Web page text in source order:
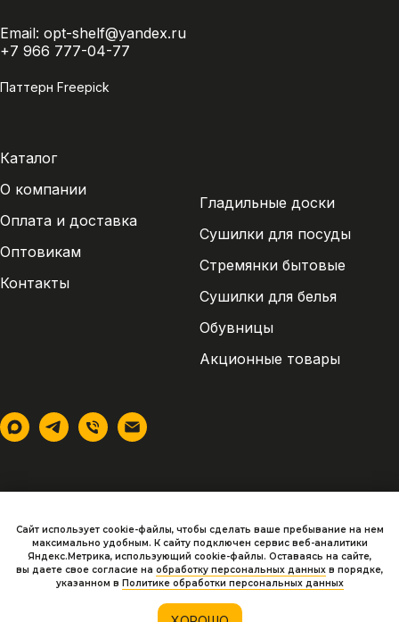
Сайт использует cookie-файлы, чтобы сделать ваше пребывание на нем
максимально удобным. К cайту подключен сервис веб-аналитики
Яндекс.Метрика, использующий cookie-файлы. Оставаясь на сайте,
вы даете свое согласие на обработку персональных данных в порядке,
указанном в Политике обработки персональных данных
Email: opt-shelf@yandex.ru
+7 966 777-04-77
Паттерн Freepick
Каталог
О компании
Оплата и доставка
Оптовикам
Контакты
Гладильные доски
Сушилки для посуды
Стремянки бытовые
Сушилки для белья
Обувницы
Акционные товары
ИП Колотилин П.С. ИНН:
540320555307 /ОГРНИП:
312236611400060
Политика конфиденциальности
Договор оферты